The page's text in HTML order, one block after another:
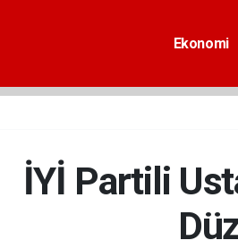
Ekonomi
İYİ Partili